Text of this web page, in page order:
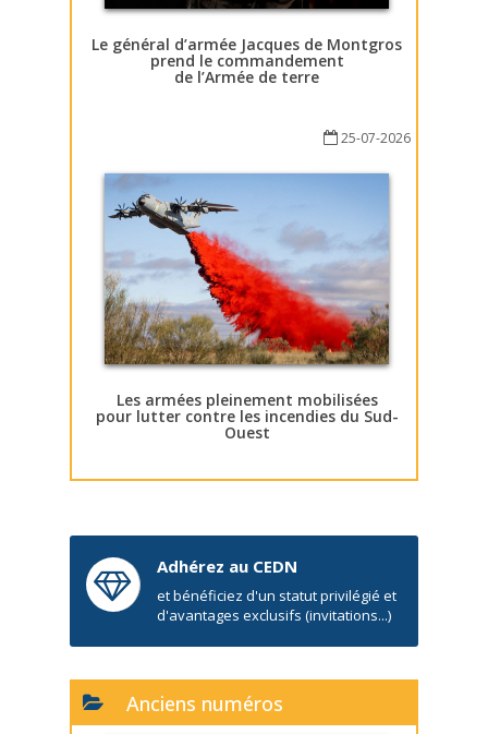
Le général d’armée Jacques de Montgros
prend le commandement
de l’Armée de terre
25-07-2026
Les armées pleinement mobilisées
pour lutter contre les incendies du Sud-
Ouest
Adhérez au CEDN
et bénéficiez d'un statut privilégié et
d'avantages exclusifs (invitations...)
Anciens numéros